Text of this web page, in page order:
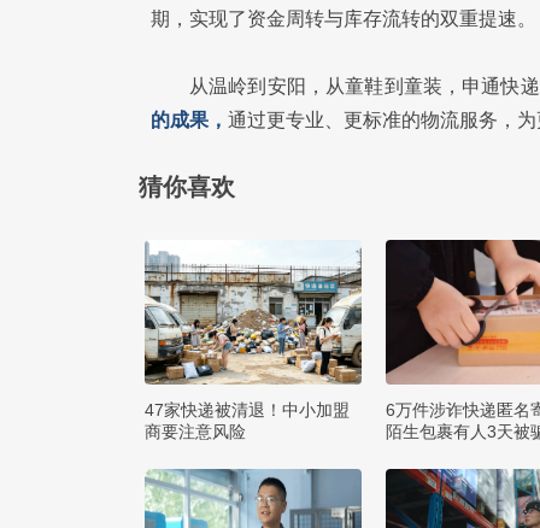
期，实现了资金周转与库存流转的双重提速。
从温岭到安阳，从童鞋到童装，申通快
的成果， 通过更专业、更标准的物流服务，
猜你喜欢
47家快递被清退！中小加盟
商要注意风险
6万件涉诈快递匿名
陌生包裹有人3天被